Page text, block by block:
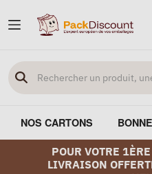
NOS CARTONS
POUR VOTRE
LIVRAISON